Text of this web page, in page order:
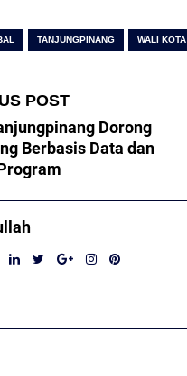
TANJUNGPINANG WALI KOTA
POST
Dorong
Berbasis Data dan